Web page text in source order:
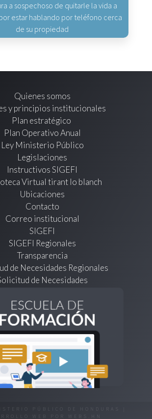
a sospechoso de quitarle la vida a
estar hablando por teléfono cerca
de su propiedad
Quienes somos
y principios institucionales
Plan estratégico
Plan Operativo Anual
Ley Ministerio Público
Legislaciones
Instructivos SIGEFI
Virtual tirant lo blanch
Ubicaciones
Contacto
Correo institucional
SIGEFI
SIGEFI Regionales
Transparencia
de Necesidades Regionales
de Necesidades
PÚBLICO DE HONDURAS |
WEB POR
WEBS.HN